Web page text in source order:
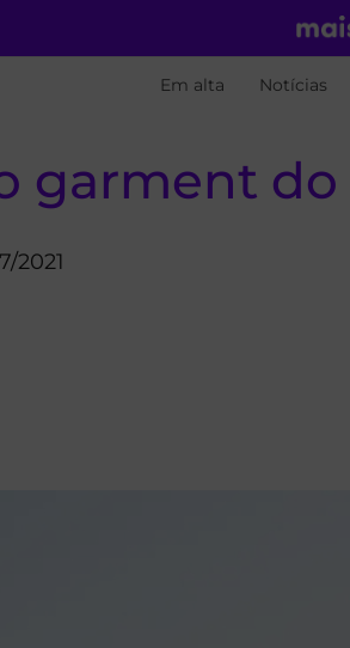
Em alta Notícias
garment do
2021